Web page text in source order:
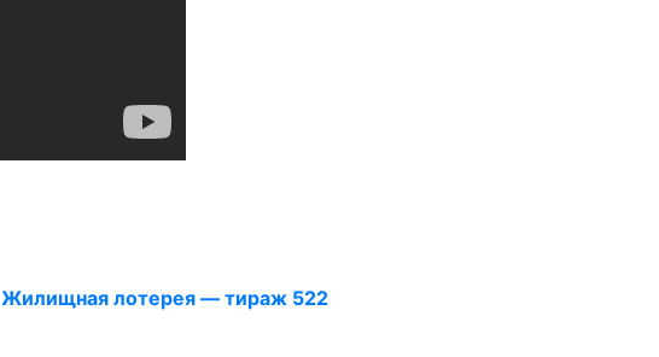
Жилищная лотерея — тираж 522